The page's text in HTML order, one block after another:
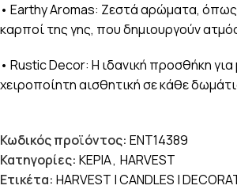
• Earthy Aromas: Ζεστά αρώματα, όπως
καρποί της γης, που δημιουργούν
• Rustic Decor: Η ιδανική προσθήκη για
χειροποίητη αισθητική σε κάθε
Κωδικός προϊόντος: ENT14389
Κατηγορίες: ΚΕΡΙΑ, HARVEST
Ετικέτα: HARVEST | CANDLES |